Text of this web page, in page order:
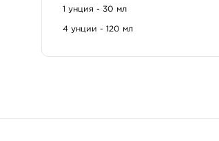
фенилметанол;
изопропанол;
1 унция - 30 мл
4 унции - 120 мл